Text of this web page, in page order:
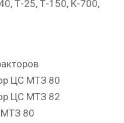
Т-25, Т-150, К-700,
ЦС МТЗ 80
ЦС МТЗ 82
МТЗ 80